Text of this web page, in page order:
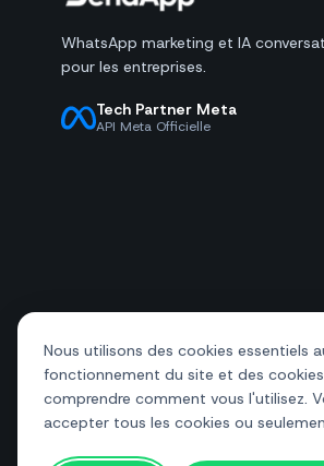
Nous utilisons des cookies essentiels
fonctionnement du site et des
comprendre comment vous l'utilisez.
accepter tous les cookies ou
WhatsApp marketing et IA
pour les entreprises.
Tech Partner Meta
API Meta Officielle
+39 081 544 7792